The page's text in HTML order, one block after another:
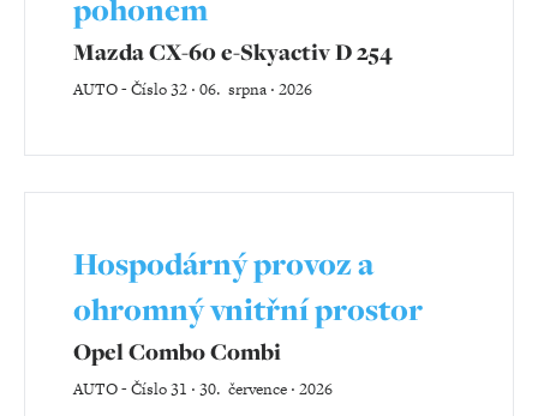
pohonem
Mazda CX-60 e-Skyactiv D 254
AUTO-Číslo 32 ‧ 06. srpna ‧ 2026
Hospodárný provoz a
ohromný vnitřní prostor
Opel Combo Combi
AUTO-Číslo 31 ‧ 30. července ‧ 2026